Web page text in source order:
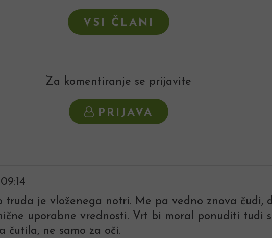
VSI ČLANI
Za komentiranje se prijavite
PRIJAVA
truda je vloženega notri. Me pa vedno znova čudi,
uporabne vrednosti. Vrt bi moral ponuditi tudi
čutila, ne samo za oči.